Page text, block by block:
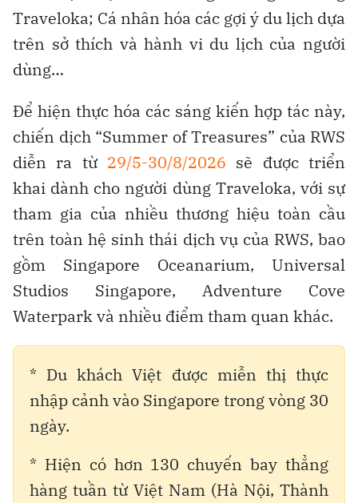
Traveloka; Cá nhân hóa các gợi ý du lịch dựa
trên sở thích và hành vi du lịch của người
dùng…
Để hiện thực hóa các sáng kiến hợp tác này,
chiến dịch “Summer of Treasures” của RWS
diễn ra từ 29/5-30/8/2026 sẽ được triển
khai dành cho người dùng Traveloka, với sự
tham gia của nhiều thương hiệu toàn cầu
trên toàn hệ sinh thái dịch vụ của RWS, bao
gồm Singapore Oceanarium, Universal
Studios Singapore, Adventure Cove
Waterpark và nhiều điểm tham quan khác.
* Du khách Việt được miễn thị thực
nhập cảnh vào Singapore trong vòng 30
ngày.
* Hiện có hơn 130 chuyến bay thẳng
hàng tuần từ Việt Nam (Hà Nội, Thành